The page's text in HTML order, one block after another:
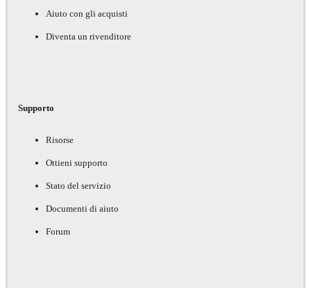
Aiuto con gli acquisti
Diventa un rivenditore
Supporto
Risorse
Ottieni supporto
Stato del servizio
Documenti di aiuto
Forum